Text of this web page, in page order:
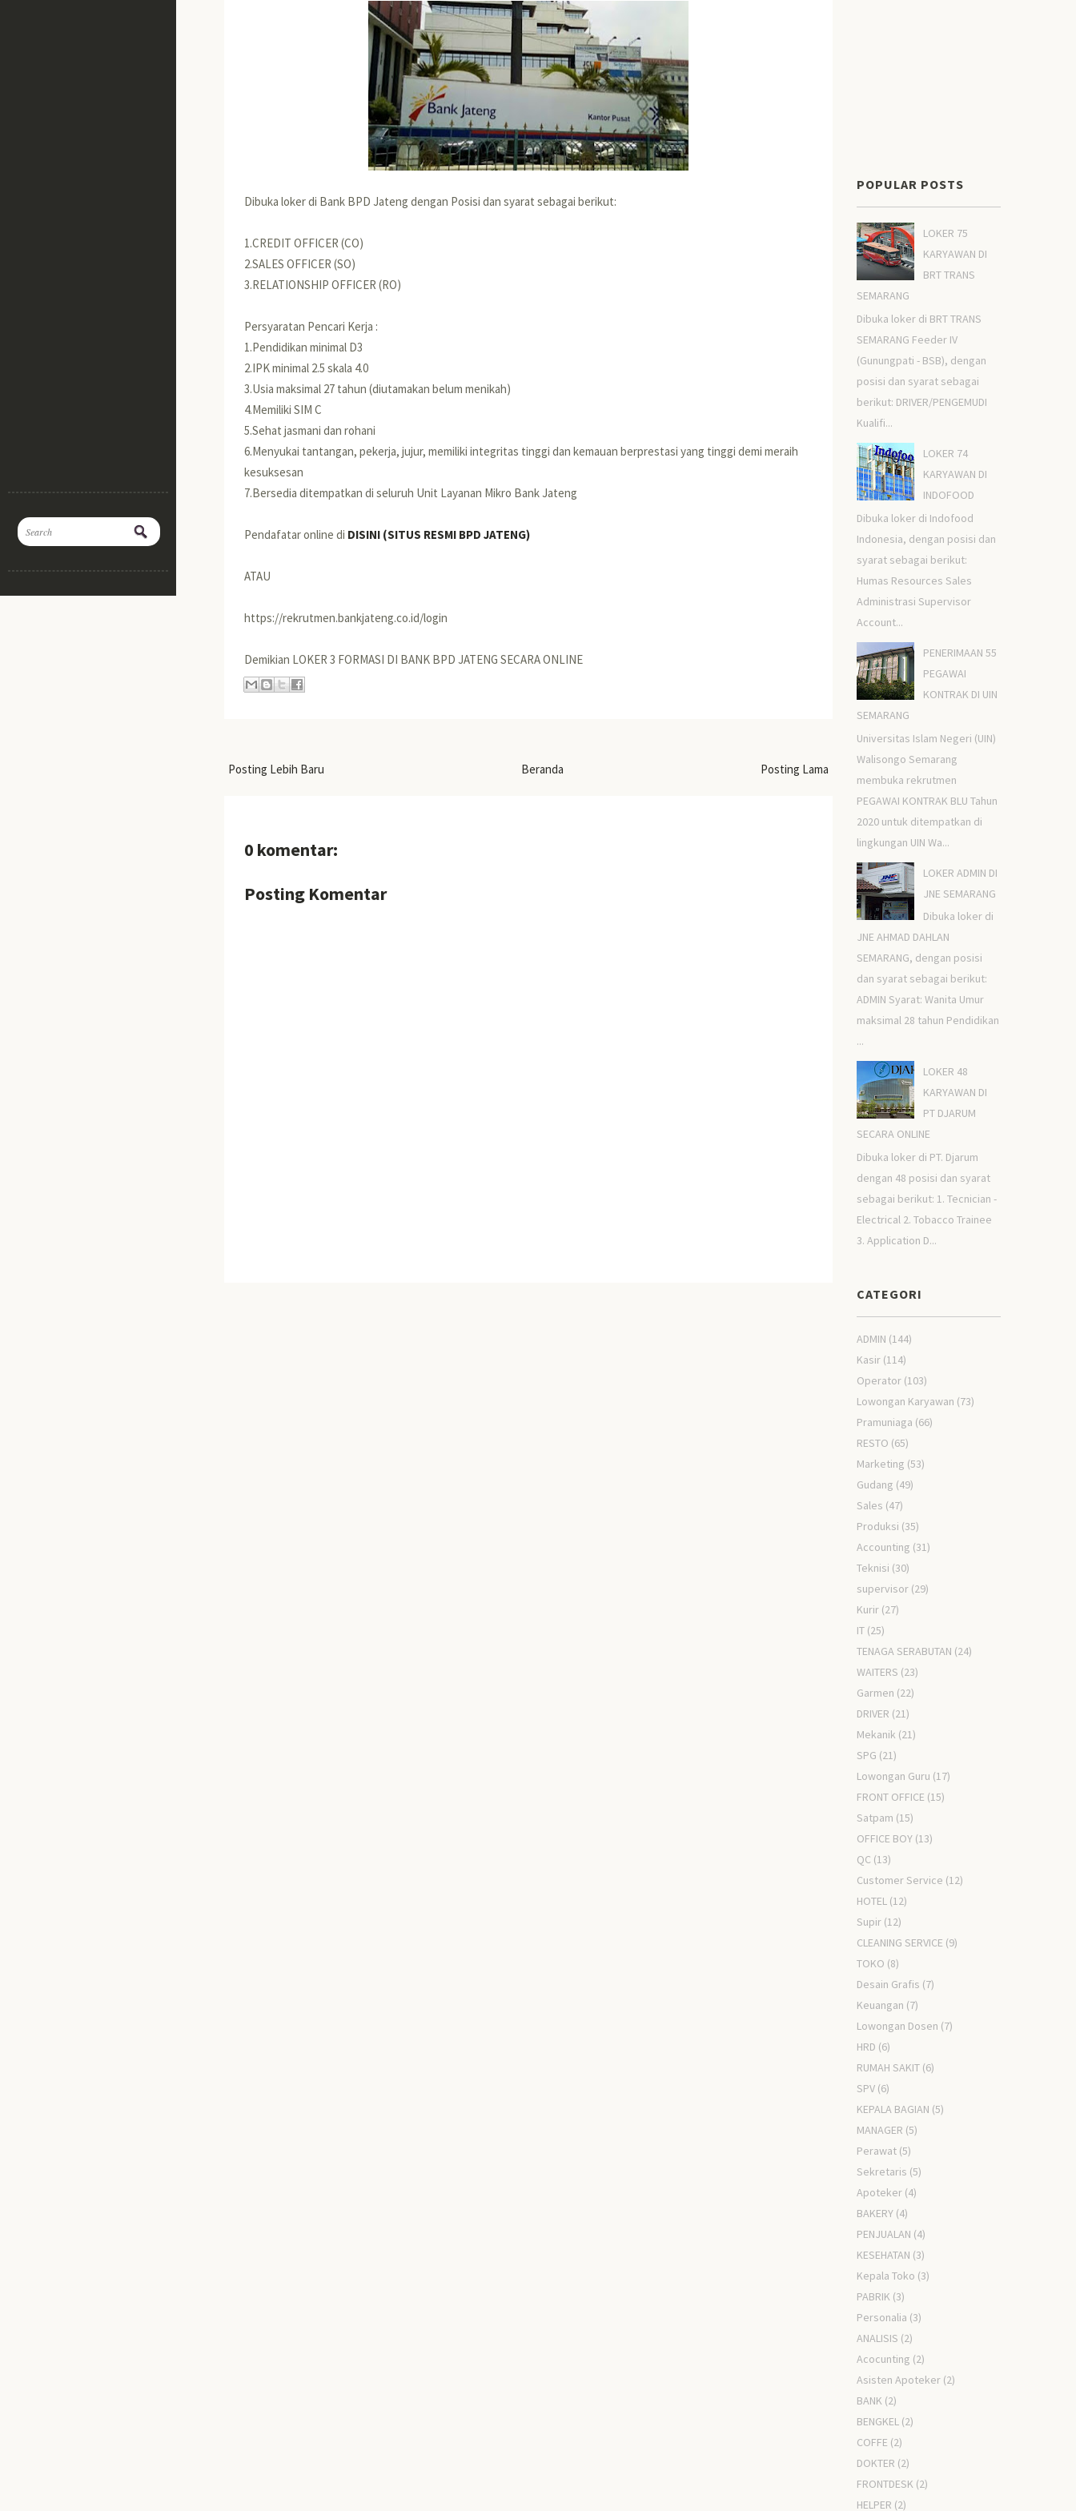
Dibuka loker di Bank BPD Jateng dengan Posisi dan syarat sebagai berikut:
1.CREDIT OFFICER (CO)
2.SALES OFFICER (SO)
3.RELATIONSHIP OFFICER (RO)
Persyaratan Pencari Kerja :
1.Pendidikan minimal D3
2.IPK minimal 2.5 skala 4.0
3.Usia maksimal 27 tahun (diutamakan belum menikah)
4.Memiliki SIM C
5.Sehat jasmani dan rohani
6.Menyukai tantangan, pekerja, jujur, memiliki integritas tinggi dan kemauan berprestasi yang tinggi demi meraih
kesuksesan
7.Bersedia ditempatkan di seluruh Unit Layanan Mikro Bank Jateng
Pendafatar online di DISINI (SITUS RESMI BPD JATENG)
ATAU
https://rekrutmen.bankjateng.co.id/login
Demikian LOKER 3 FORMASI DI BANK BPD JATENG SECARA ONLINE
Posting Lebih Baru Posting Lama
Beranda
0 komentar:
Posting Komentar
POPULAR POSTS
LOKER 75
KARYAWAN DI
BRT TRANS
SEMARANG
Dibuka loker di BRT TRANS
SEMARANG Feeder IV
(Gunungpati - BSB), dengan
posisi dan syarat sebagai
berikut: DRIVER/PENGEMUDI
Kualifi...
LOKER 74
KARYAWAN DI
INDOFOOD
Dibuka loker di Indofood
Indonesia, dengan posisi dan
syarat sebagai berikut:
Humas Resources Sales
Administrasi Supervisor
Account...
PENERIMAAN 55
PEGAWAI
KONTRAK DI UIN
SEMARANG
Universitas Islam Negeri (UIN)
Walisongo Semarang
membuka rekrutmen
PEGAWAI KONTRAK BLU Tahun
2020 untuk ditempatkan di
lingkungan UIN Wa...
LOKER ADMIN DI
JNE SEMARANG
Dibuka loker di
JNE AHMAD DAHLAN
SEMARANG, dengan posisi
dan syarat sebagai berikut:
ADMIN Syarat: Wanita Umur
maksimal 28 tahun Pendidikan
...
LOKER 48
KARYAWAN DI
PT DJARUM
SECARA ONLINE
Dibuka loker di PT. Djarum
dengan 48 posisi dan syarat
sebagai berikut: 1. Tecnician -
Electrical 2. Tobacco Trainee
3. Application D...
CATEGORI
ADMIN (144)
Kasir (114)
Operator (103)
Lowongan Karyawan (73)
Pramuniaga (66)
RESTO (65)
Marketing (53)
Gudang (49)
Sales (47)
Produksi (35)
Accounting (31)
Teknisi (30)
supervisor (29)
Kurir (27)
IT (25)
TENAGA SERABUTAN (24)
WAITERS (23)
Garmen (22)
DRIVER (21)
Mekanik (21)
SPG (21)
Lowongan Guru (17)
FRONT OFFICE (15)
Satpam (15)
OFFICE BOY (13)
QC (13)
Customer Service (12)
HOTEL (12)
Supir (12)
CLEANING SERVICE (9)
TOKO (8)
Desain Grafis (7)
Keuangan (7)
Lowongan Dosen (7)
HRD (6)
RUMAH SAKIT (6)
SPV (6)
KEPALA BAGIAN (5)
MANAGER (5)
Perawat (5)
Sekretaris (5)
Apoteker (4)
BAKERY (4)
PENJUALAN (4)
KESEHATAN (3)
Kepala Toko (3)
PABRIK (3)
Personalia (3)
ANALISIS (2)
Acocunting (2)
Asisten Apoteker (2)
BANK (2)
BENGKEL (2)
COFFE (2)
DOKTER (2)
FRONTDESK (2)
HELPER (2)